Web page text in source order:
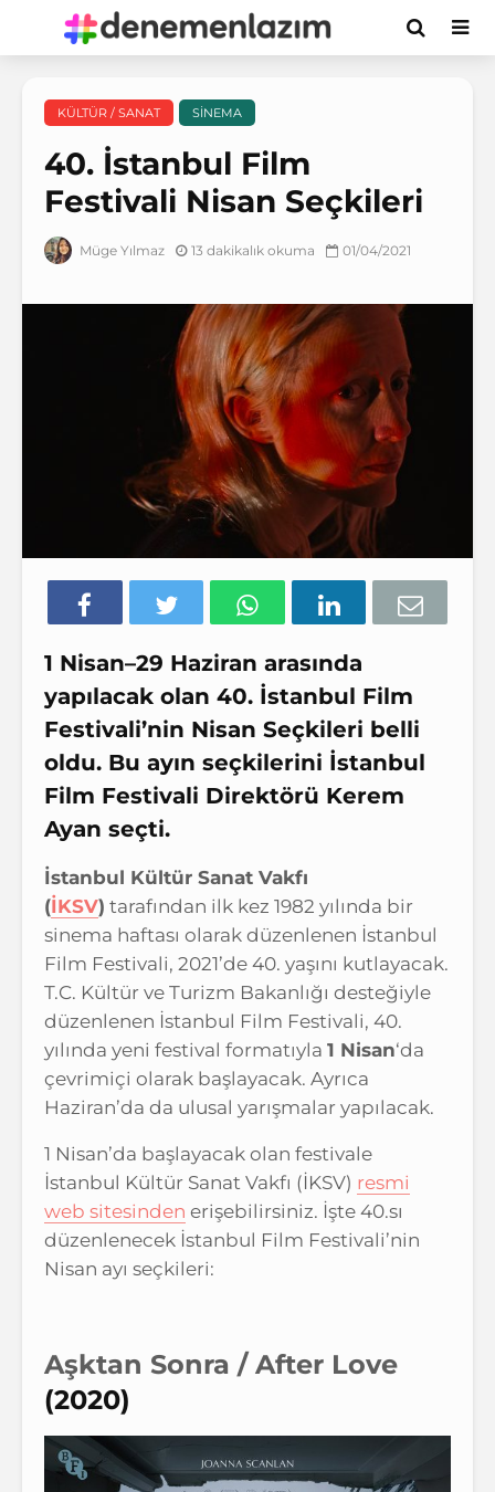
KÜLTÜR / SANAT SINEMA
40. İstanbul Film
Festivali Nisan Seçkileri
Müge Yılmaz 13 dakikalık okuma 01/04/2021
1 Nisan­–29 Haziran arasında
yapılacak olan 40. İstanbul Film
Festivali’nin Nisan Seçkileri belli
oldu. Bu ayın seçkilerini İstanbul
Film Festivali Direktörü Kerem
Ayan seçti.
İstanbul Kültür Sanat Vakfı
(İKSV) tarafından ilk kez 1982 yılında bir
sinema haftası olarak düzenlenen İstanbul
Film Festivali, 2021’de 40. yaşını kutlayacak.
T.C. Kültür ve Turizm Bakanlığı desteğiyle
düzenlenen İstanbul Film Festivali, 40.
yılında yeni festival formatıyla 1 Nisan‘da
çevrimiçi olarak başlayacak. Ayrıca
Haziran’da da ulusal yarışmalar yapılacak.
1 Nisan’da başlayacak olan festivale
İstanbul Kültür Sanat Vakfı (İKSV) resmi
web sitesinden erişebilirsiniz. İşte 40.sı
düzenlenecek İstanbul Film Festivali’nin
Nisan ayı seçkileri:
Aşktan Sonra / After Love
(2020)